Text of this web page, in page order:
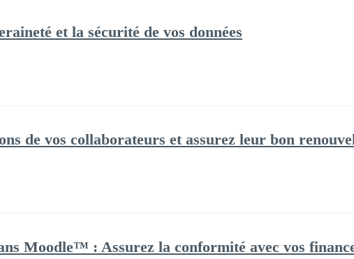
et la sécurité de vos données
de vos collaborateurs et assurez leur bon
Moodle™ : Assurez la conformité avec vos